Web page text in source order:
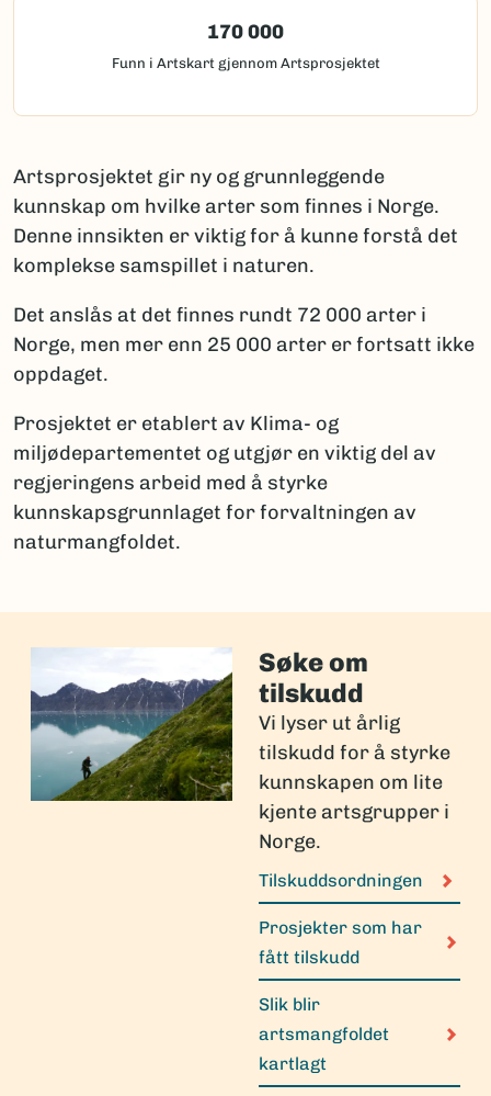
170 000
Funn i Artskart gjennom Artsprosjektet
Artsprosjektet gir ny og grunnleggende
kunnskap om hvilke arter som finnes i Norge.
Denne innsikten er viktig for å kunne forstå det
komplekse samspillet i naturen.
Det anslås at det finnes rundt 72 000 arter i
Norge, men mer enn 25 000 arter er fortsatt ikke
oppdaget.
Prosjektet er etablert av Klima- og
miljødepartementet og utgjør en viktig del av
regjeringens arbeid med å styrke
kunnskapsgrunnlaget for forvaltningen av
naturmangfoldet.
Søke om
tilskudd
Vi lyser ut årlig
tilskudd for å styrke
kunnskapen om lite
kjente artsgrupper i
Norge.
Tilskuddsordningen
Prosjekter som har
fått tilskudd
Slik blir
artsmangfoldet
kartlagt